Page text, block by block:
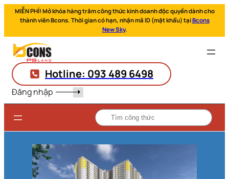
MIỄN PHÍ! Mở khóa hàng trăm công thức kinh doanh độc quyền dành cho
thành viên Bcons. Thời gian có hạn, nhận mã ID (mật khẩu) tạiBcons
New Sky.
Hotline: 093 489 6498
Đăng nhập